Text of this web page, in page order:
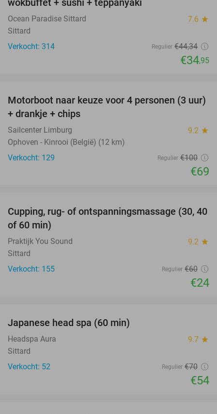
wokbuffet + sushi + teppanyaki
Ocean Paradise Sittard 7.6 star
Sittard
Verkocht: 314
Regulier €44,34
€34,95
31%
Motorboot naar keuze voor 4 personen (3 uur)
+ drankje + chips
Sailcenter Limburg 9.2 star
Ophoven - Kinrooi (België) (12 km)
Verkocht: 129
Regulier €100
€69
60%
Cupping, rug- of ontspanningsmassage (30, 40
of 60 min)
Praktijk You Sound 9.2 star
Sittard
Verkocht: 155
Regulier €60
€24
Japanese head spa (60 min)
Headspa Aura 9.7 star
Sittard
Verkocht: 52
Regulier €70
€54